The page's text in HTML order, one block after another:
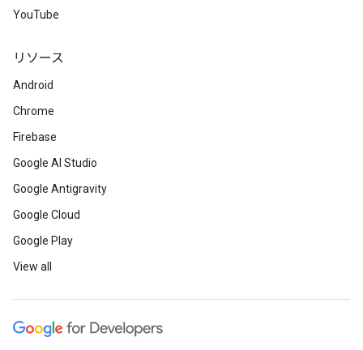
YouTube
リソース
Android
Chrome
Firebase
Google AI Studio
Google Antigravity
Google Cloud
Google Play
View all